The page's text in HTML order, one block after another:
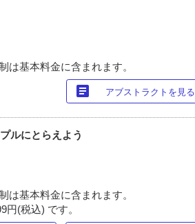
は基本料金に含まれます。
article アブストラクトを見る
ルにとらえよう
は基本料金に含まれます。
(税込) です。